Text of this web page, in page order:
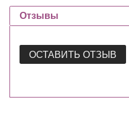
Отзывы
ОСТАВИТЬ ОТЗЫВ